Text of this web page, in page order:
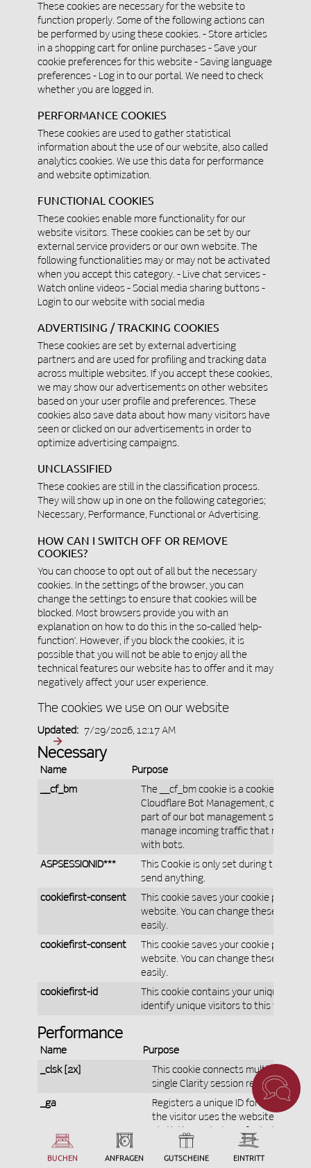
BUCHEN ANFRAGEN GUTSCHEINE EINTRITT
These cookies are necessary for the website to
function properly. Some of the following actions can
be performed by using these cookies. - Store articles
in a shopping cart for online purchases - Save your
cookie preferences for this website - Saving language
preferences - Log in to our portal. We need to check
whether you are logged in.
PERFORMANCE COOKIES
These cookies are used to gather statistical
information about the use of our website, also called
analytics cookies. We use this data for performance
and website optimization.
FUNCTIONAL COOKIES
These cookies enable more functionality for our
website visitors. These cookies can be set by our
external service providers or our own website. The
following functionalities may or may not be activated
when you accept this category. - Live chat services -
Watch online videos - Social media sharing buttons -
Login to our website with social media
ADVERTISING / TRACKING COOKIES
These cookies are set by external advertising
partners and are used for profiling and tracking data
across multiple websites. If you accept these cookies,
we may show our advertisements on other websites
based on your user profile and preferences. These
cookies also save data about how many visitors have
seen or clicked on our advertisements in order to
optimize advertising campaigns.
UNCLASSIFIED
These cookies are still in the classification process.
They will show up in one on the following categories;
Necessary, Performance, Functional or Advertising.
HOW CAN I SWITCH OFF OR REMOVE
COOKIES?
You can choose to opt out of all but the necessary
cookies. In the settings of the browser, you can
change the settings to ensure that cookies will be
blocked. Most browsers provide you with an
explanation on how to do this in the so-called ‘help-
function’. However, if you block the cookies, it is
possible that you will not be able to enjoy all the
technical features our website has to offer and it may
negatively affect your user experience.
The cookies we use on our website
Updated: 7/29/2026, 12:17 AM
Necessary
Name
Purpose
__cf_bm
The __cf_bm cookie is a cookie
Cloudflare Bot Management,
part of our bot management service,
manage incoming traffic that
with bots.
ASPSESSIONID***
This Cookie is only set during the
send anything.
cookiefirst-consent
This cookie saves your cookie
website. You can change these or
easily.
cookiefirst-consent
This cookie saves your cookie
website. You can change these or
easily.
cookiefirst-id
This cookie contains your unique ID so
identify unique visitors to this website.
Performance
Name
Purpose
_clsk [2x]
This cookie connects multiple page
single Clarity session recording.
_ga
Registers a unique ID for a website
the visitor uses the website. The
statistics. Data transfer to third
LLC. is certified under the Data
indicating that your rights as a